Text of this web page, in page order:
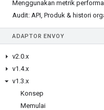
Menggunakan metrik performa
Audit: API, Produk & histori
ADAPTOR ENVOY
v2.0.x
v1 .4.x
v1 .3.x
Konsep
Memulai